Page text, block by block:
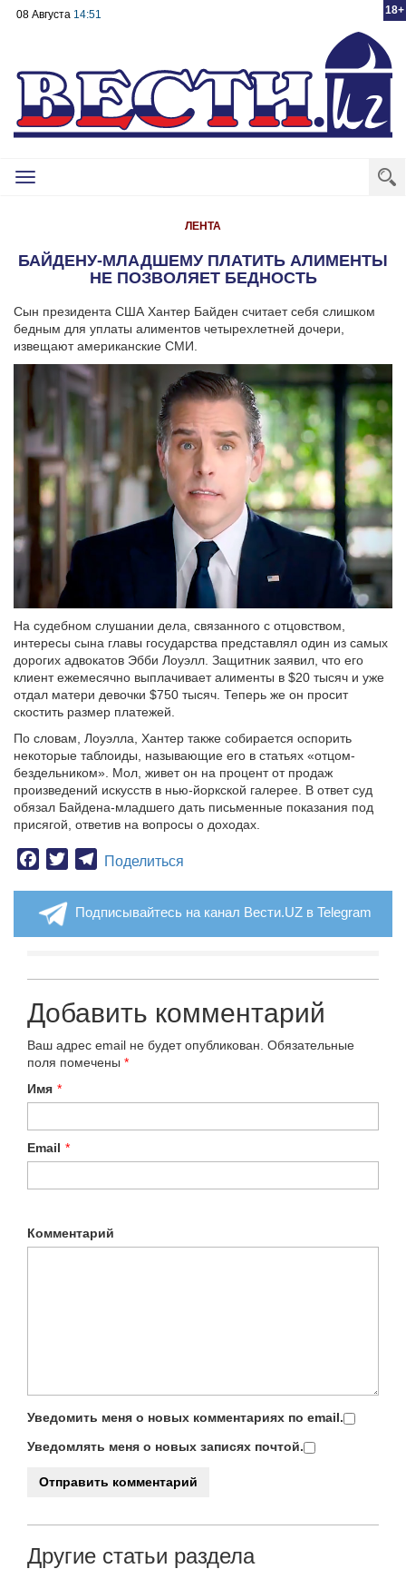
18+
08 Августа 14:51
Toggle
ЛЕНТА
БАЙДЕНУ-МЛАДШЕМУ ПЛАТИТЬ АЛИМЕНТЫ
НЕ ПОЗВОЛЯЕТ БЕДНОСТЬ
Сын президента США Хантер Байден считает себя слишком
бедным для уплаты алиментов четырехлетней дочери,
извещают американские СМИ.
На судебном слушании дела, связанного с отцовством,
интересы сына главы государства представлял один из самых
дорогих адвокатов Эбби Лоуэлл. Защитник заявил, что его
клиент ежемесячно выплачивает алименты в $20 тысяч и уже
отдал матери девочки $750 тысяч. Теперь же он просит
скостить размер платежей.
По словам, Лоуэлла, Хантер также собирается оспорить
некоторые таблоиды, называющие его в статьях «отцом-
бездельником». Мол, живет он на процент от продаж
произведений искусств в нью-йоркской галерее. В ответ суд
обязал Байдена-младшего дать письменные показания под
присягой, ответив на вопросы о доходах.
Facebook
TwitterTelegram
Поделиться
Подписывайтесь на канал Вести.UZ в Telegram
Добавить комментарий
Ваш адрес email не будет опубликован. Обязательные
поля помечены *
Имя *
Email *
Комментарий
Уведомить меня о новых комментариях по email.
Уведомлять меня о новых записях почтой.
Другие статьи раздела